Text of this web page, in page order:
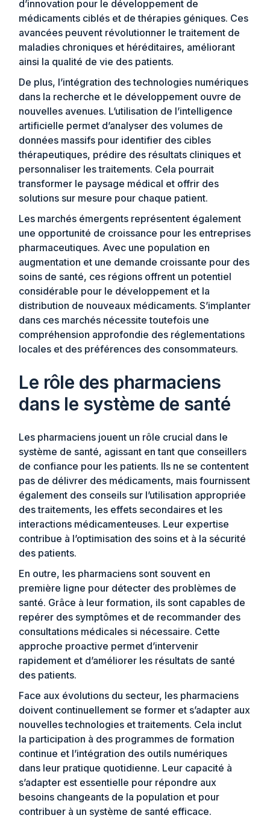
d’innovation pour le développement de
médicaments ciblés et de thérapies géniques. Ces
avancées peuvent révolutionner le traitement de
maladies chroniques et héréditaires, améliorant
ainsi la qualité de vie des patients.
De plus, l’intégration des technologies numériques
dans la recherche et le développement ouvre de
nouvelles avenues. L’utilisation de l’intelligence
artificielle permet d’analyser des volumes de
données massifs pour identifier des cibles
thérapeutiques, prédire des résultats cliniques et
personnaliser les traitements. Cela pourrait
transformer le paysage médical et offrir des
solutions sur mesure pour chaque patient.
Les marchés émergents représentent également
une opportunité de croissance pour les entreprises
pharmaceutiques. Avec une population en
augmentation et une demande croissante pour des
soins de santé, ces régions offrent un potentiel
considérable pour le développement et la
distribution de nouveaux médicaments. S’implanter
dans ces marchés nécessite toutefois une
compréhension approfondie des réglementations
locales et des préférences des consommateurs.
Le rôle des pharmaciens
dans le système de santé
Les pharmaciens jouent un rôle crucial dans le
système de santé, agissant en tant que conseillers
de confiance pour les patients. Ils ne se contentent
pas de délivrer des médicaments, mais fournissent
également des conseils sur l’utilisation appropriée
des traitements, les effets secondaires et les
interactions médicamenteuses. Leur expertise
contribue à l’optimisation des soins et à la sécurité
des patients.
En outre, les pharmaciens sont souvent en
première ligne pour détecter des problèmes de
santé. Grâce à leur formation, ils sont capables de
repérer des symptômes et de recommander des
consultations médicales si nécessaire. Cette
approche proactive permet d’intervenir
rapidement et d’améliorer les résultats de santé
des patients.
Face aux évolutions du secteur, les pharmaciens
doivent continuellement se former et s’adapter aux
nouvelles technologies et traitements. Cela inclut
la participation à des programmes de formation
continue et l’intégration des outils numériques
dans leur pratique quotidienne. Leur capacité à
s’adapter est essentielle pour répondre aux
besoins changeants de la population et pour
contribuer à un système de santé efficace.